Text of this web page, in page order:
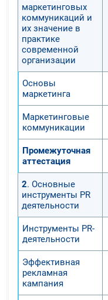
маркетинговых
коммуникаций и
их значение в
практике
современной
организации
Основы
маркетинга
Маркетинговые
коммуникации
Промежуточная
аттестация
2. Основные
инструменты PR
деятельности
Инструменты PR-
деятельности
Эффективная
рекламная
кампания